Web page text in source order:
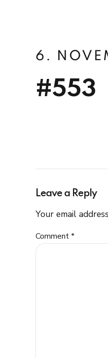
6.
#553
Leave a Reply
Your email
Comment*